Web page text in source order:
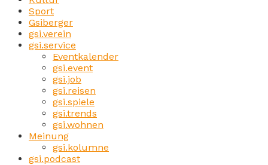
Sport
Gsiberger
gsi.verein
gsi.service
Eventkalender
gsi.event
gsi.job
gsi.reisen
gsi.spiele
gsi.trends
gsi.wohnen
Meinung
gsi.kolumne
gsi.podcast